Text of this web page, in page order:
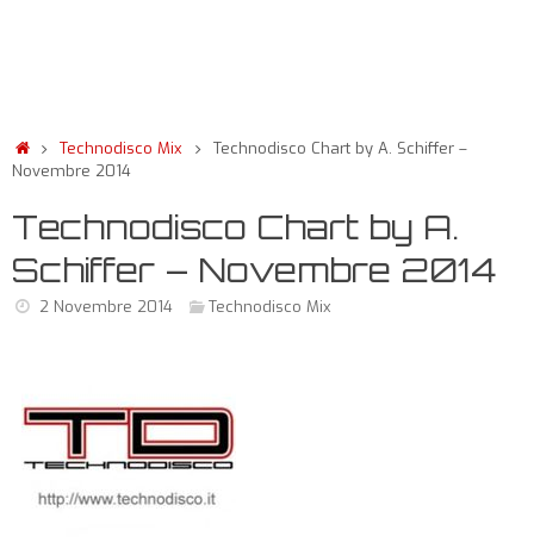
Technodisco Mix
Technodisco Chart by A. Schiffer –
Novembre 2014
Technodisco Chart by A.
Schiffer – Novembre 2014
2 Novembre 2014 Technodisco Mix